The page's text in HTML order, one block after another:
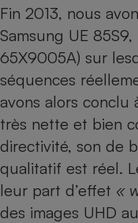
Fin 2013, nous
Samsung UE
65X9005A) sur
séquences
avons alors conclu
très nette et bien
directivité, son de
qualitatif est réel.
leur part d’effet «
des images UHD